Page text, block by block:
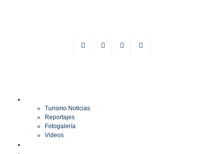
Turismo Noticias
Reportajes
Fotogalería
Videos